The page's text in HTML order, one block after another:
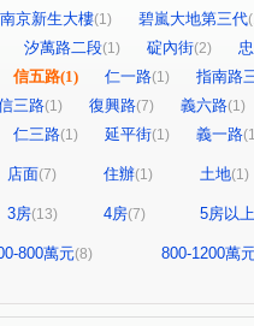
南京新生大樓(1) 碧嵐大地第三代
汐萬路二段(1) 碇內街(2)
信五路(1) 仁一路(1)
指南路
三路(1) 復興路(7) 義六路(1)
仁三路(1) 延平街(1) 義一路
店面(7) 住辦(1) 土地(1)
3房(13) 4房(7) 5房以上
800萬元(8)
800-1200萬